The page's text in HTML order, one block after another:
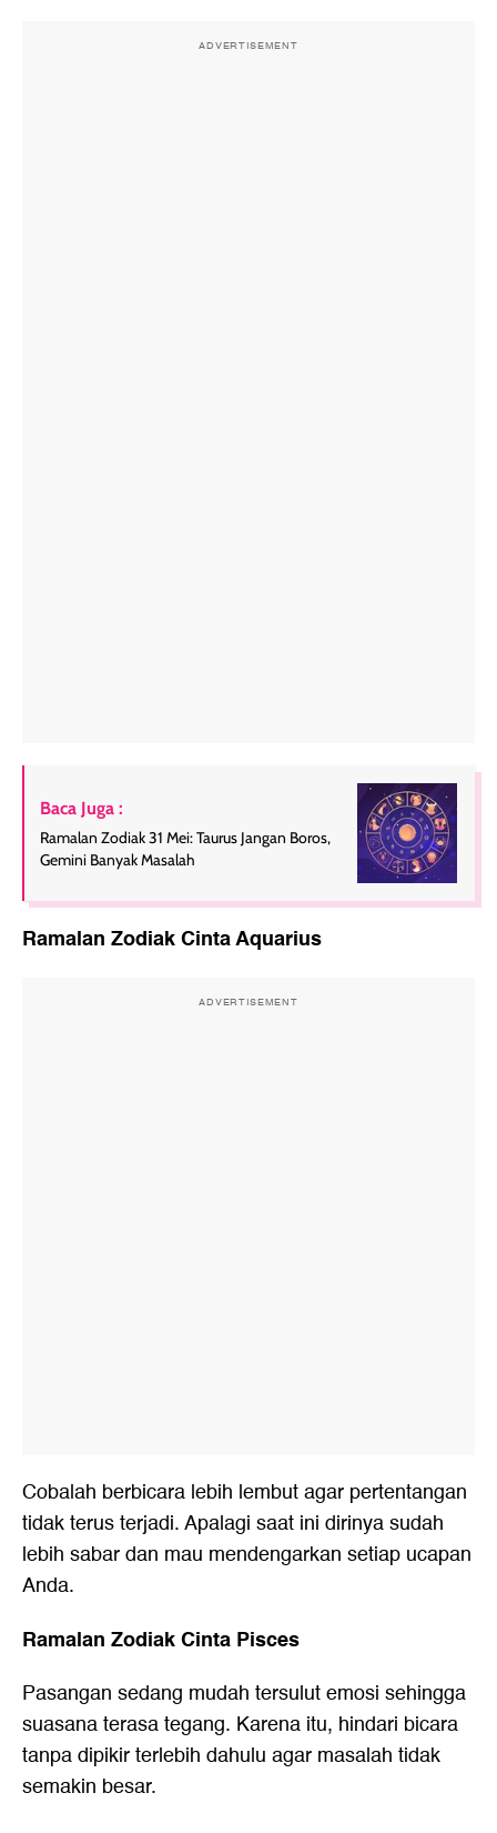
ADVERTISEMENT
Baca Juga :
Ramalan Zodiak 31 Mei: Taurus Jangan Boros,
Gemini Banyak Masalah
Ramalan Zodiak Cinta Aquarius
ADVERTISEMENT
Cobalah berbicara lebih lembut agar pertentangan
tidak terus terjadi. Apalagi saat ini dirinya sudah
lebih sabar dan mau mendengarkan setiap ucapan
Anda.
Ramalan Zodiak Cinta Pisces
Pasangan sedang mudah tersulut emosi sehingga
suasana terasa tegang. Karena itu, hindari bicara
tanpa dipikir terlebih dahulu agar masalah tidak
semakin besar.